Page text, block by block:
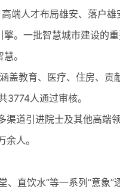
端人才布局雄安、落户雄
。一批智慧城市建设的
。
盖教育、医疗、住房、贡
3774人通过审核。
道引进院士及其他高端
人。
直饮水”等一系列“意象”